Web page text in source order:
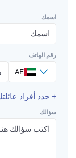
اسمك
رقم الهاتف
+ حدد أفراد عائلتك
سؤالك